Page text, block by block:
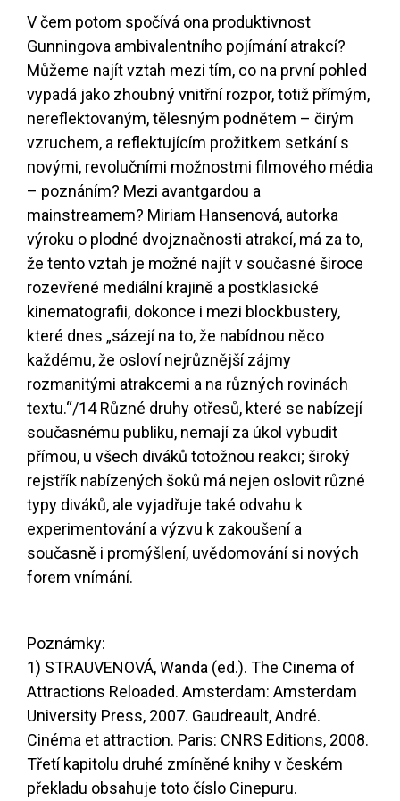
V čem potom spočívá ona produktivnost
Gunningova ambivalentního pojímání atrakcí?
Můžeme najít vztah mezi tím, co na první pohled
vypadá jako zhoubný vnitřní rozpor, totiž přímým,
nereflektovaným, tělesným podnětem – čirým
vzruchem, a reflektujícím prožitkem setkání s
novými, revolučními možnostmi filmového média
– poznáním? Mezi avantgardou a
mainstreamem? Miriam Hansenová, autorka
výroku o plodné dvojznačnosti atrakcí, má za to,
že tento vztah je možné najít v současné široce
rozevřené mediální krajině a postklasické
kinematografii, dokonce i mezi blockbustery,
které dnes „sázejí na to, že nabídnou něco
každému, že osloví nejrůznější zájmy
rozmanitými atrakcemi a na různých rovinách
textu.“/14 Různé druhy otřesů, které se nabízejí
současnému publiku, nemají za úkol vybudit
přímou, u všech diváků totožnou reakci; široký
rejstřík nabízených šoků má nejen oslovit různé
typy diváků, ale vyjadřuje také odvahu k
experimentování a výzvu k zakoušení a
současně i promýšlení, uvědomování si nových
forem vnímání.
Poznámky:
1) STRAUVENOVÁ, Wanda (ed.). The Cinema of
Attractions Reloaded. Amsterdam: Amsterdam
University Press, 2007. Gaudreault, André.
Cinéma et attraction. Paris: CNRS Editions, 2008.
Třetí kapitolu druhé zmíněné knihy v českém
překladu obsahuje toto číslo Cinepuru.